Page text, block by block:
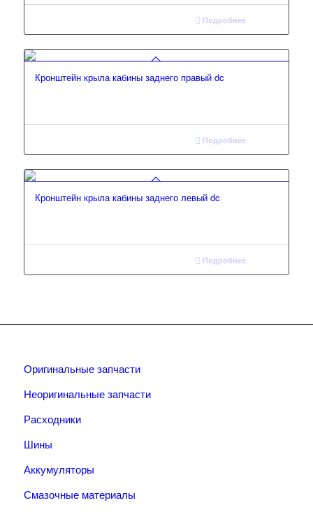
Подробнее
Кронштейн крыла кабины заднего правый dc
Подробнее
Кронштейн крыла кабины заднего левый dc
Подробнее
Оригинальные запчасти
Неоригинальные запчасти
Расходники
Шины
Аккумуляторы
Смазочные материалы